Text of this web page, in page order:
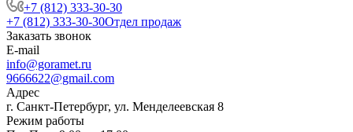
+7 (812) 333-30-30
+7 (812) 333-30-30Отдел продаж
Заказать звонок
E-mail
info@goramet.ru
9666622@gmail.com
Адрес
г. Санкт-Петербург, ул. Менделеевская 8
Режим работы